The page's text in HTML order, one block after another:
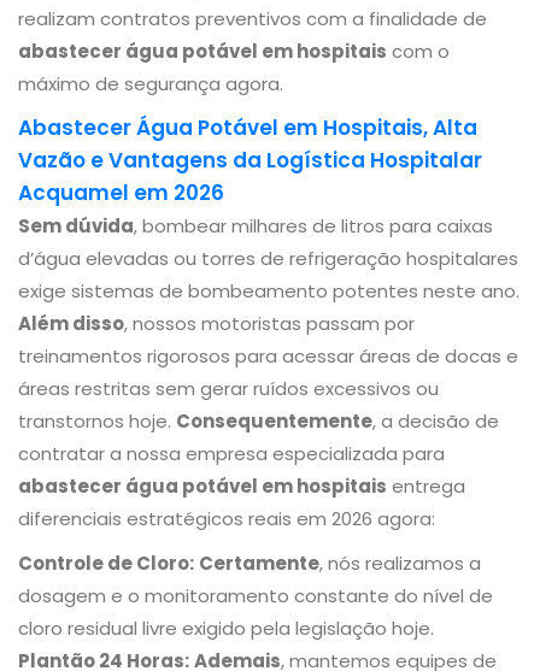
realizam contratos preventivos com a finalidade de
abastecer água potável em hospitais com o
máximo de segurança agora.
Abastecer Água Potável em Hospitais, Alta
Vazão e Vantagens da Logística Hospitalar
Acquamel em 2026
Sem dúvida, bombear milhares de litros para caixas
d’água elevadas ou torres de refrigeração hospitalares
exige sistemas de bombeamento potentes neste ano.
Além disso, nossos motoristas passam por
treinamentos rigorosos para acessar áreas de docas e
áreas restritas sem gerar ruídos excessivos ou
transtornos hoje. Consequentemente, a decisão de
contratar a nossa empresa especializada para
abastecer água potável em hospitais entrega
diferenciais estratégicos reais em 2026 agora:
Controle de Cloro: Certamente, nós realizamos a
dosagem e o monitoramento constante do nível de
cloro residual livre exigido pela legislação hoje.
Plantão 24 Horas:Ademais, mantemos equipes de